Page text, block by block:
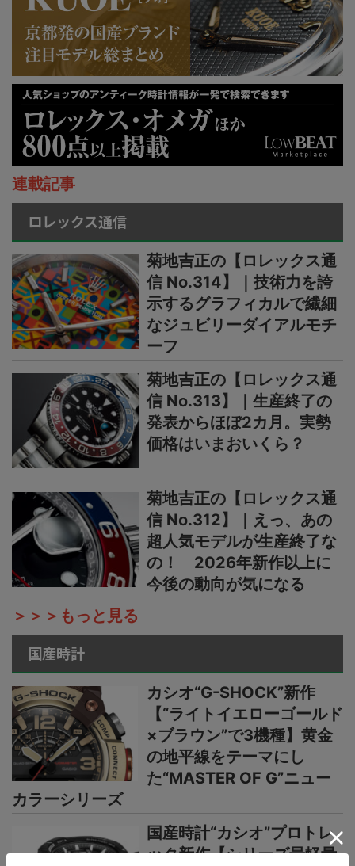
連載記事
ロレックス通信
菊地吉正の【ロレックス通
信 No.314】｜技術力を誇
示するグラフィカルで繊細
なジュビリーダイアルモチ
ーフ
菊地吉正の【ロレックス通
信 No.313】｜生産終了の
発表からほぼ2カ月。実勢
価格はいまおいくら？
菊地吉正の【ロレックス通
信 No.312】｜えっ、あの
超人気モデルが生産終了な
の！ 2026年新作以上に
今後の動向が気になる
＞＞＞もっと見る
国産時計
カシオ“G-SHOCK”新作
【“ライトイエローゴールド
×ブラウン”で3機種】黄金
の地平線をテーマにし
た“MASTER OF G”ニュー
カラーシリーズ
国産時計“カシオ”プロトレ
ック新作【シリーズ最軽量